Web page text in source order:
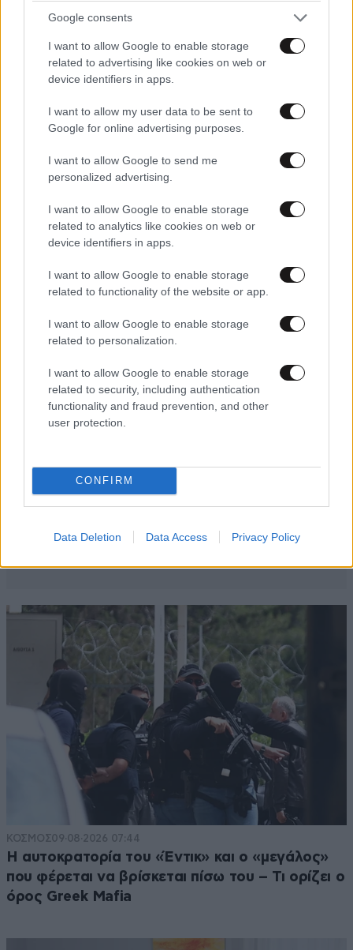
Google consents
I want to allow Google to enable storage
related to advertising like cookies on web or
device identifiers in apps.
I want to allow my user data to be sent to
Google for online advertising purposes.
I want to allow Google to send me
personalized advertising.
I want to allow Google to enable storage
related to analytics like cookies on web or
device identifiers in apps.
I want to allow Google to enable storage
related to functionality of the website or app.
I want to allow Google to enable storage
related to personalization.
I want to allow Google to enable storage
related to security, including authentication
functionality and fraud prevention, and other
user protection.
CONFIRM
Data Deletion Data Access Privacy Policy
ευτυχίας δεδομένη»
ΚΟΣΜΟΣ09·08·2026 07:44
Η αυτοκρατορία του «Έντικ» και ο «μεγάλος»
που φέρεται να βρίσκεται πίσω του – Τι ορίζει ο
όρος Greek Mafia